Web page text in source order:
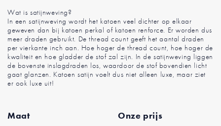
Wat is satijnweving?
In een satijnweving wordt het katoen veel dichter op elkaar
geweven dan bij katoen perkal of katoen renforce. Er worden dus
meer draden gebruikt. De thread count geeft het aantal draden
per vierkante inch aan. Hoe hoger de thread count, hoe hoger de
kwaliteit en hoe gladder de stof zal zijn. In de satijnweving liggen
de bovenste inslagdraden los, waardoor de stof bovendien licht
gaat glanzen. Katoen satijn voelt dus niet alleen luxe, maar ziet
er ook luxe uit!
Maat Onze prijs